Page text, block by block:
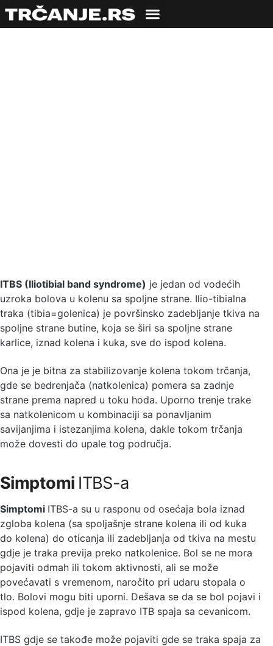
ITBS (Iliotibial band syndrome) je jedan od vodećih
uzroka bolova u kolenu sa spoljne strane. Ilio-tibialna
traka (tibia=golenica) je površinsko zadebljanje tkiva na
spoljne strane butine, koja se širi sa spoljne strane
karlice, iznad kolena i kuka, sve do ispod kolena.
Ona je je bitna za stabilizovanje kolena tokom trčanja,
gde se bedrenjača (natkolenica) pomera sa zadnje
strane prema napred u toku hoda. Uporno trenje trake
sa natkolenicom u kombinaciji sa ponavljanim
savijanjima i istezanjima kolena, dakle tokom trčanja
može dovesti do upale tog područja.
Simptomi ITBS-a
Simptomi ITBS-a su u rasponu od osećaja bola iznad
zgloba kolena (sa spoljašnje strane kolena ili od kuka
do kolena) do oticanja ili zadebljanja od tkiva na mestu
gdje je traka previja preko natkolenice. Bol se ne mora
pojaviti odmah ili tokom aktivnosti, ali se može
povećavati s vremenom, naročito pri udaru stopala o
tlo. Bolovi mogu biti uporni. Dešava se da se bol pojavi i
ispod kolena, gdje je zapravo ITB spaja sa cevanicom.
ITBS gdje se takođe može pojaviti gde se traka spaja za